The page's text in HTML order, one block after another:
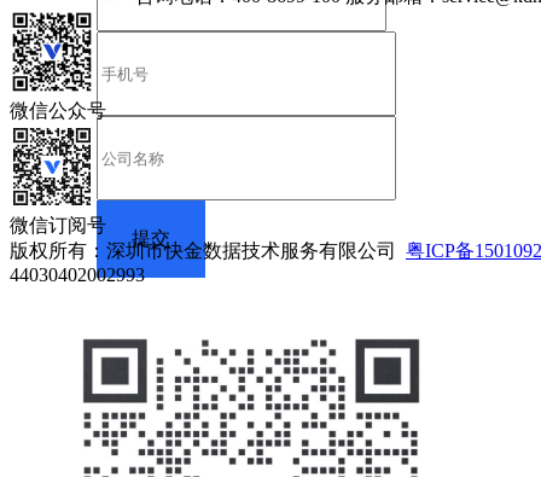
微信公众号
微信订阅号
版权所有：深圳市快金数据技术服务有限公司 粤ICP备
44030402002993